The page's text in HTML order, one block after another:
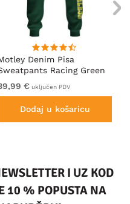
Denim Pisa
Racing Green
€ uključen PDV
Dodaj u košaricu
I UZ KOD
10 % POPUSTA NA